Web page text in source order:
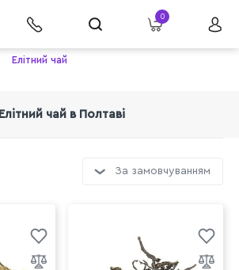
0
Елітний чай
Елітний чай в Полтаві
За замовчуванням